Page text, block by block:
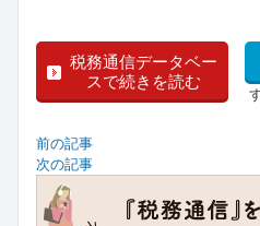
税務通信データベー
スで続きを読む
前の記事
次の記事